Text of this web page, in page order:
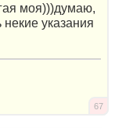
моя)))думаю,
некие указания
67